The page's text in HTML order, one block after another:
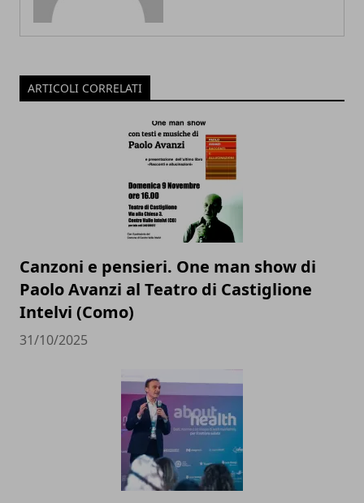
ARTICOLI CORRELATI
Canzoni e pensieri. One man show di
Paolo Avanzi al Teatro di Castiglione
Intelvi (Como)
31/10/2025